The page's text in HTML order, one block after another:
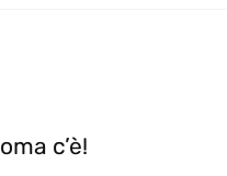
c’è!